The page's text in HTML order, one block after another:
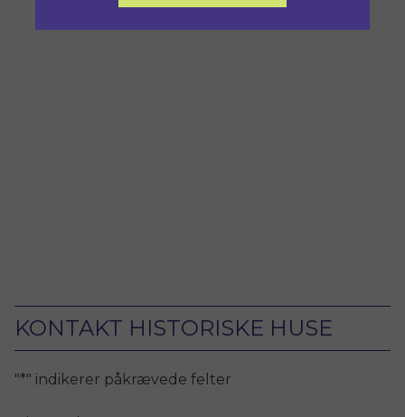
KONTAKT HISTORISKE HUSE
"*" indikerer påkrævede felter